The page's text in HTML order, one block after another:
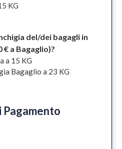
KG
del/dei bagagli in
€ a Bagaglio)?
a 15 KG
Bagaglio a 23 KG